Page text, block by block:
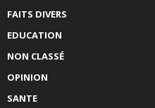
FAITS DIVERS
EDUCATION
NON CLASSÉ
OPINION
SANTE